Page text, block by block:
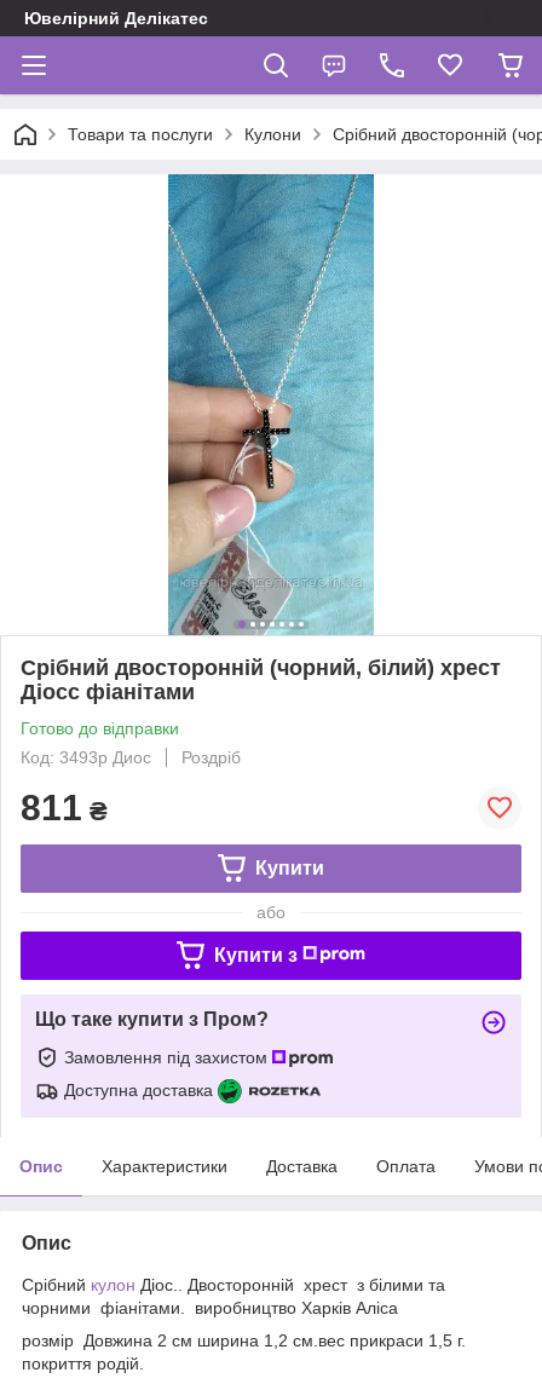
Ювелірний Делікатес
Товари та послуги Кулони Срібний двосторонній
Срібний двосторонній (чорний, білий) хрест
Діосс фіанітами
Готово до відправки
Код: 3493р Диос
Роздріб
811 ₴
Купити
або
Купити з
Що таке купити з Пром?
Замовлення під захистом
Доступна доставка
Опис Характеристики Доставка Оплата Умови
Опис
Срібний кулон Діос.. Двосторонній хрест з білими та
чорними фіанітами. виробництво Харків Аліса
розмір Довжина 2 см ширина 1,2 см.вес прикраси 1,5 г.
покриття родій.